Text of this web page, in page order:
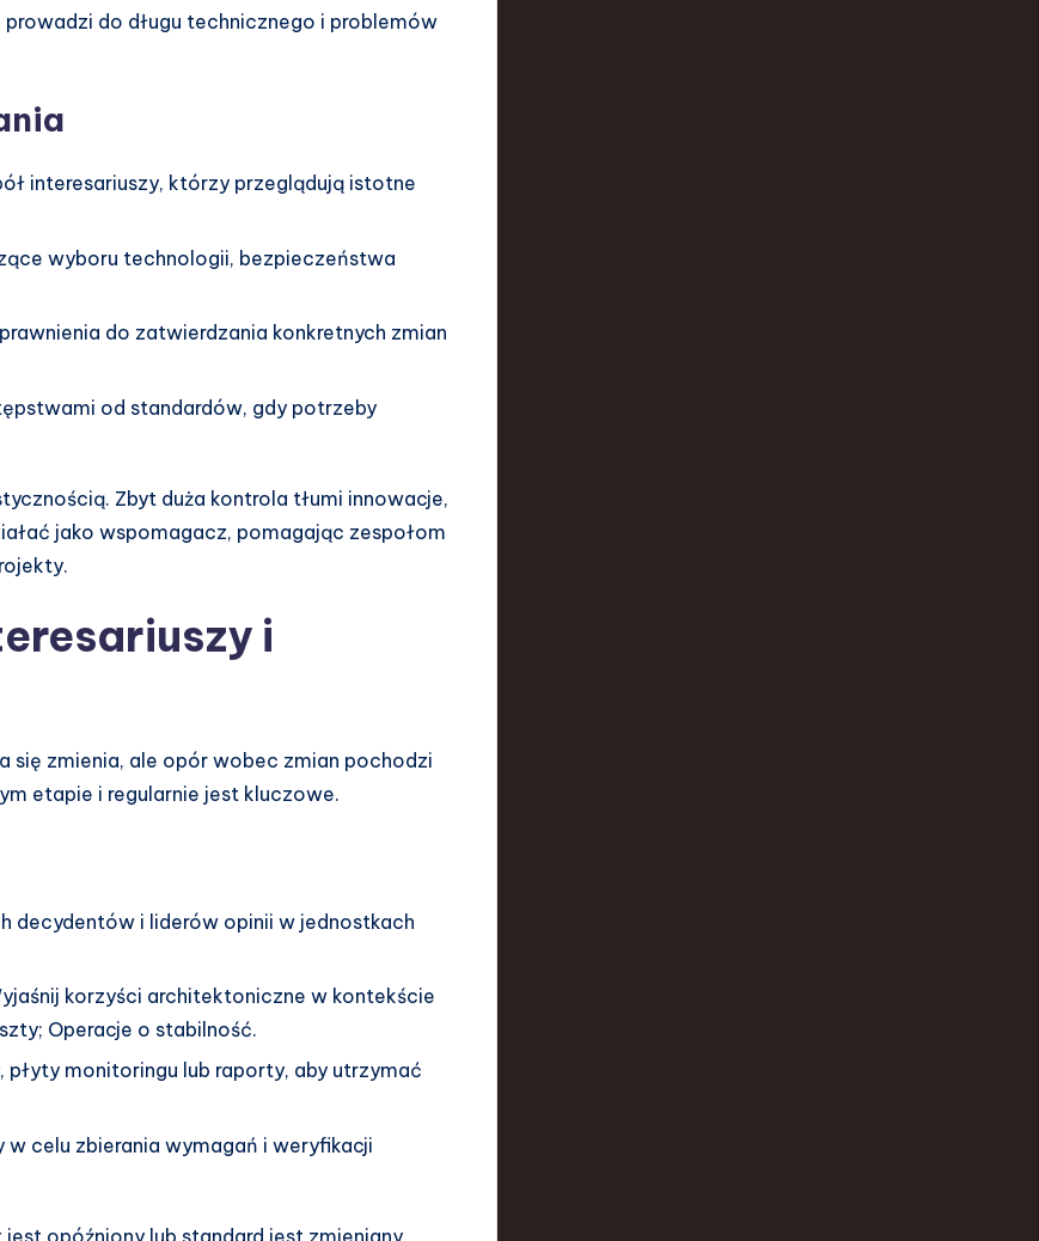
do długu technicznego i problemów
interesariuszy, którzy przeglądują istotne
wyboru technologii, bezpieczeństwa
do zatwierdzania konkretnych zmian
od standardów, gdy potrzeby
Zbyt duża kontrola tłumi innowacje,
jako wspomagacz, pomagając zespołom
i
się zmienia, ale opór wobec zmian pochodzi
etapie i regularnie jest kluczowe.
decydentów i liderów opinii w jednostkach
korzyści architektoniczne w kontekście
Operacje o stabilność.
płyty monitoringu lub raporty, aby utrzymać
w celu zbierania wymagań i weryfikacji
opóźniony lub standard jest zmieniany,